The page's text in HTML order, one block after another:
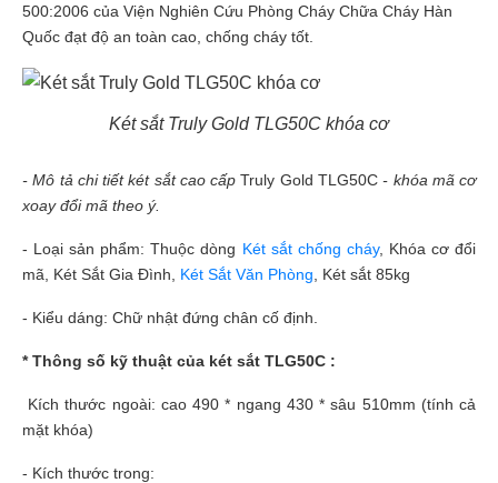
500:2006 của Viện Nghiên Cứu Phòng Cháy Chữa Cháy Hàn
Quốc đạt độ an toàn cao, chống cháy tốt.
Két sắt Truly Gold TLG50C khóa cơ
- Mô tả chi tiết két sắt cao cấp Truly Gold TLG50C- khóa mã cơ
xoay đổi mã theo ý.
- Loại sản phẩm: Thuộc dòng Két sắt chống cháy, Khóa cơ đổi
mã, Két Sắt Gia Đình, Két Sắt Văn Phòng , Két sắt 85kg
- Kiểu dáng: Chữ nhật đứng chân cố định.
* Thông số kỹ thuật của két sắt TLG50C :
Kích thước ngoài: cao 490 * ngang 430 * sâu 510mm (tính cả
mặt khóa)
- Kích thước trong: